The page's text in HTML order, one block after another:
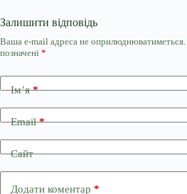
Залишити відповідь
Ваша e-mail адреса не оприлюднюватиметься.
позначені *
Ім’я*
Email*
Сайт
Додати коментар *